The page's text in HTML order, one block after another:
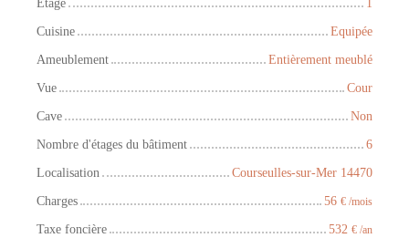
Étage
1
Cuisine
Equipée
Ameublement
Entièrement meublé
Vue
Cour
Cave
Non
Nombre d'étages du bâtiment
6
Localisation
Courseulles-sur-Mer 14470
Charges
56 € /mois
Taxe foncière 532 € /an